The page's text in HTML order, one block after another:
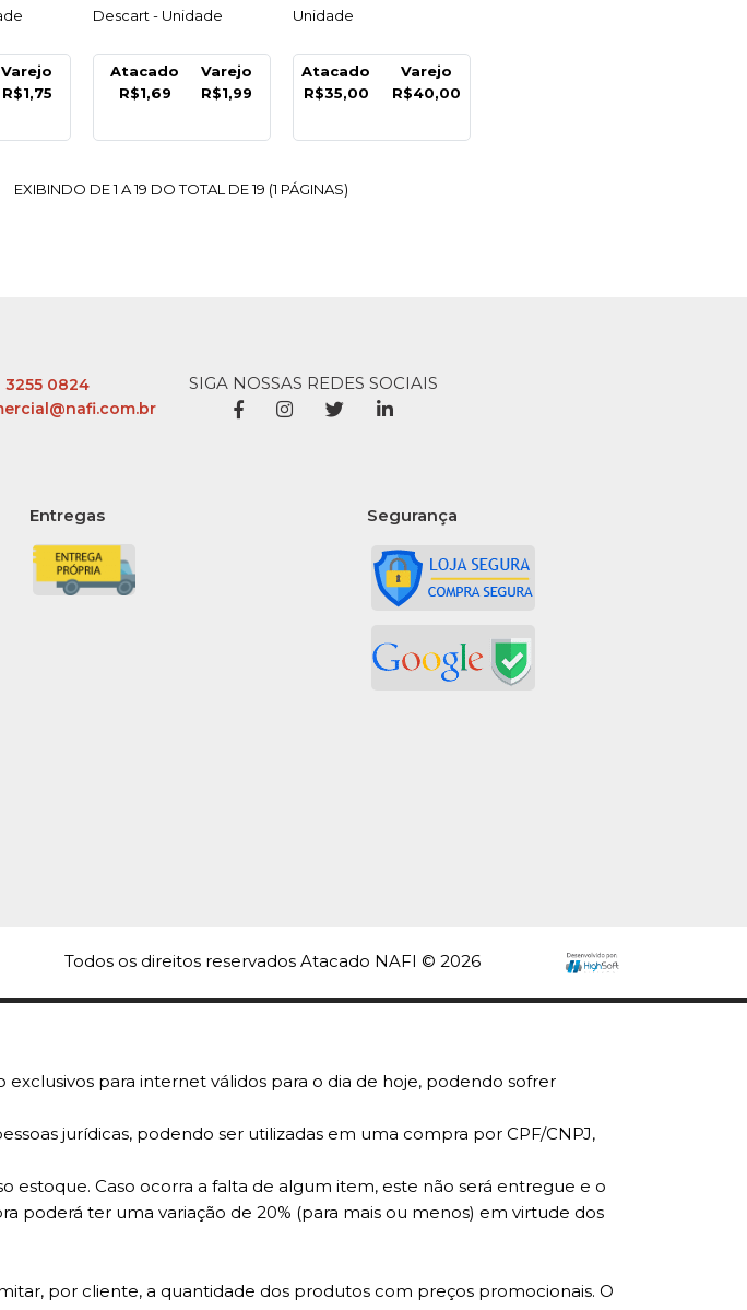
R$14,99
R$12,99
COMPARAR LISTA DE DESEJO
Varejo
R$1,75
Descart - Unidade
Atacado
R$1,69
Varejo
R$1,99
Unidade
Atacado
R$35,00
Varejo
R$40,00
EXIBINDO DE 1 A 19 DO TOTAL DE 19 (1 PÁGINAS)
3255 0824
SIGA NOSSAS REDES SOCIAIS
Entregas Segurança
Todos os direitos reservados Atacado NAFI © 2026
para internet válidos para o dia de hoje, podendo sofrer
jurídicas, podendo ser utilizadas em uma compra por CPF/CNPJ,
Caso ocorra a falta de algum item, este não será entregue e o
poderá ter uma variação de 20% (para mais ou menos) em virtude dos
por cliente, a quantidade dos produtos com preços promocionais. O